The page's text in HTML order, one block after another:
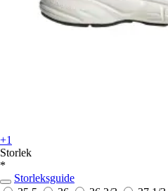
+1
Storlek
*
Storleksguide